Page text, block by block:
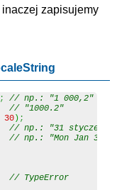
zapisujemy
;
// np.: "1 000,2"
// "1000.2"
30 ) ;
// np.: "31 styczeń
// np.: "Mon Jan 31
// TypeError